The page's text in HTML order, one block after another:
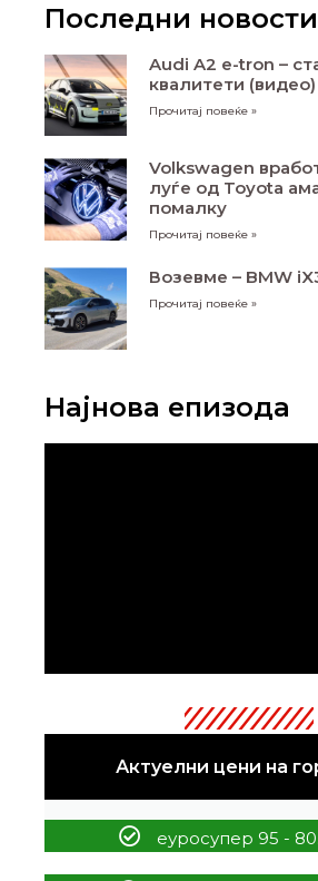
Последни новости
Audi A2 e-tron –
квалитети (видео)
Прочитај повеќе »
Volkswagen
луѓе од Toyota
помалку
Прочитај повеќе »
Возевме – BMW
Прочитај повеќе »
Најнова епизода
Актуелни цени на
еуросупер 95 -